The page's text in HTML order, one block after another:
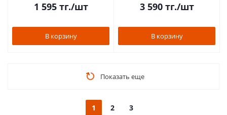
1 595тг./шт
В корзину
3 590тг./шт
В корзину
Показать еще
1 2 3